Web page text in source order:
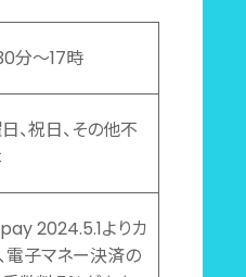
分～17時
、祝日、その他不
2024.5.1よりカ
電子マネー決済の